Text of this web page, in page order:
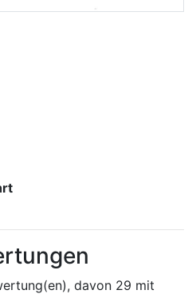
davon 29 mit